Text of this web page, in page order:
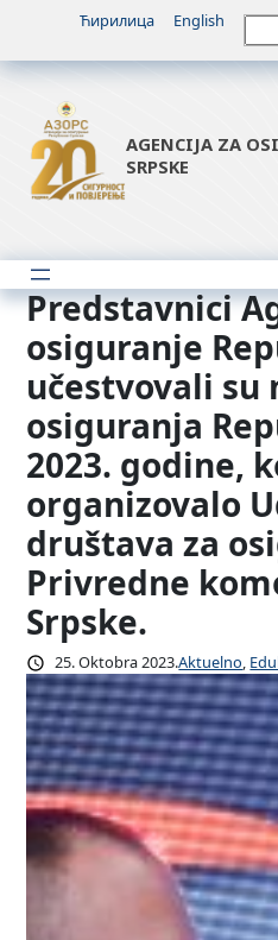
sadržaj
Ћирилица English
AGENCIJA ZA
SRPSKE
Predstavnici
osiguranje
učestvovali su
osiguranja
2023. godine,
organizovalo
društava za
Privredne
Srpske.
25. Oktobra 2023.Aktuelno,